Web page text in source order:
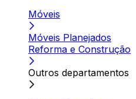
Móveis
Móveis Planejados
Reforma e Construção
Outros departamentos